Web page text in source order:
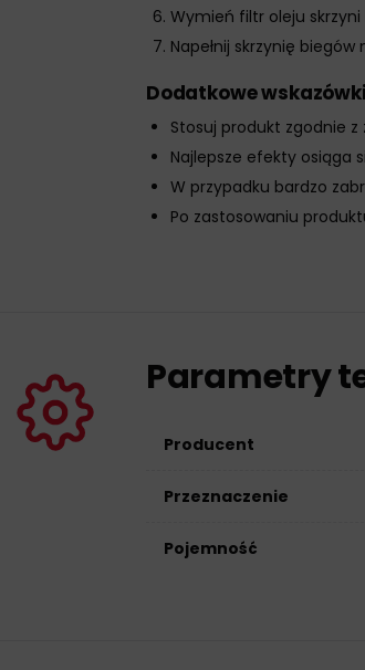
Wymień filtr oleju
Napełnij skrzynię
Dodatkowe wskazówki
Stosuj produkt zgodnie
Najlepsze efekty osiąga
W przypadku bardzo
Po zastosowaniu
Parametry
Producent
Przeznaczenie
Pojemność